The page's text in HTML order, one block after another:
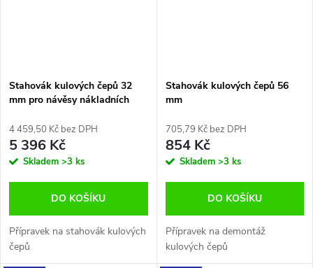
Stahovák kulových čepů 32
mm pro návěsy nákladních
4 459,50 Kč bez DPH
5 396 Kč
Skladem >3 ks
DO KOŠÍKU
Přípravek na stahovák kulových
čepů
Stahovák kulových čepů 56
mm
705,79 Kč bez DPH
854 Kč
Skladem >3 ks
DO KOŠÍKU
Přípravek na demontáž
kulových čepů